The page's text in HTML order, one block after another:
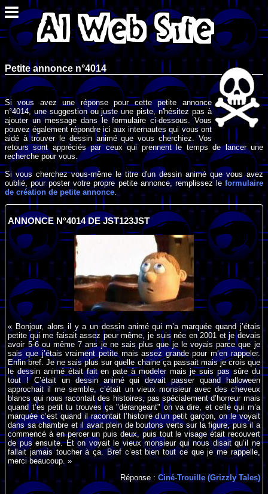
Petite annonce n°4014
Si vous avez une réponse pour cette petite annonce
n°4014, une suggestion ou juste une piste, n'hésitez pas à
ajouter un message dans le formulaire ci-dessous. Vous
pouvez également répondre ici aux internautes qui vous ont
aidé à trouver le dessin animé que vous cherchiez. Vos
retours sont appréciés par ceux qui prennent le temps de lancer une
recherche pour vous.
Si vous cherchez vous-même le titre d'un dessin animé que vous avez
oublié, pour poster votre propre petite annonce, remplissez leformulaire
de création de petite annonce .
ANNONCE N°4014 DE JST123JST
« Bonjour, alors il y a un dessin animé qui m’a marquée quand j’étais
petite qui me faisait assez peur même, je suis née en 2001 et je devais
avoir 5-6 ou même 7 ans je ne sais plus que je le voyais parce que je
sais que j’étais vraiment petite mais assez grande pour m’en rappeler.
Enfin bref. Je ne sais plus sur quelle chaine ça passait mais je crois que
le dessin animé était fait en pate à modeler mais je suis pas sûre du
tout ! C’était un dessin animé qui devait passer quand halloween
approchait il me semble, c’était un vieux monsieur avec des cheveux
blancs qui nous racontait des histoires, pas spécialement d’horreur mais
quand t’es petit tu trouves ça "dérangeant" on va dire, et celle qui m’a
marquée c’est quand il racontait l’histoire d’un petit garçon, on le voyait
dans sa chambre et il avait plein de boutons verts sur la figure, puis il a
commencé à en percer un puis deux, puis tout le visage était recouvert
de pus ensuite. Et on voyait le vieux monsieur qui nous disait qu’il ne
fallait jamais toucher à ça. Bref c’est bien tout ce que je me rappelle,
merci beaucoup. »
Réponse : Ciné-Trouille (Grizzly Tales)